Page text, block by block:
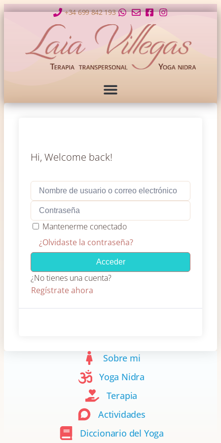
+34 699 842 193
Hi, Welcome back!
Mantenerme conectado
¿Olvidaste la contraseña?
Acceder
¿No tienes una cuenta?
Regístrate ahora
Sobre mi
Yoga Nidra
Terapia
Actividades
Diccionario del Yoga